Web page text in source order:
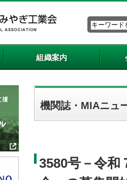
組織案内
機関誌・MIAニュ
3580号－令和